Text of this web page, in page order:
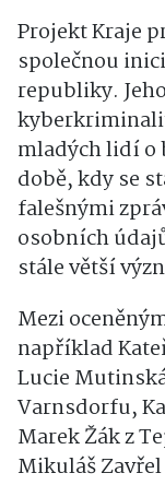
Projekt Kraje
společnou
republiky.
mladých lidí o
době, kdy se
falešnými
osobních
stále větší
Mezi
například
Lucie
Varnsdorfu,
Marek Žák z
Mikuláš